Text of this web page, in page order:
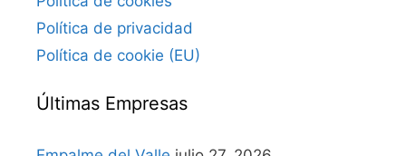
Política de privacidad
Política de cookie (EU)
Últimas Empresas